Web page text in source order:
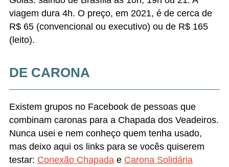
viagem dura 4h. O preço, em 2021, é de cerca de
R$ 65 (convencional ou executivo) ou de R$ 165
(leito).
DE CARONA
Existem grupos no Facebook de pessoas que
combinam caronas para a Chapada dos Veadeiros.
Nunca usei e nem conheço quem tenha usado,
mas deixo aqui os links para se vocês quiserem
testar: Conexão Chapada e Carona Solidária